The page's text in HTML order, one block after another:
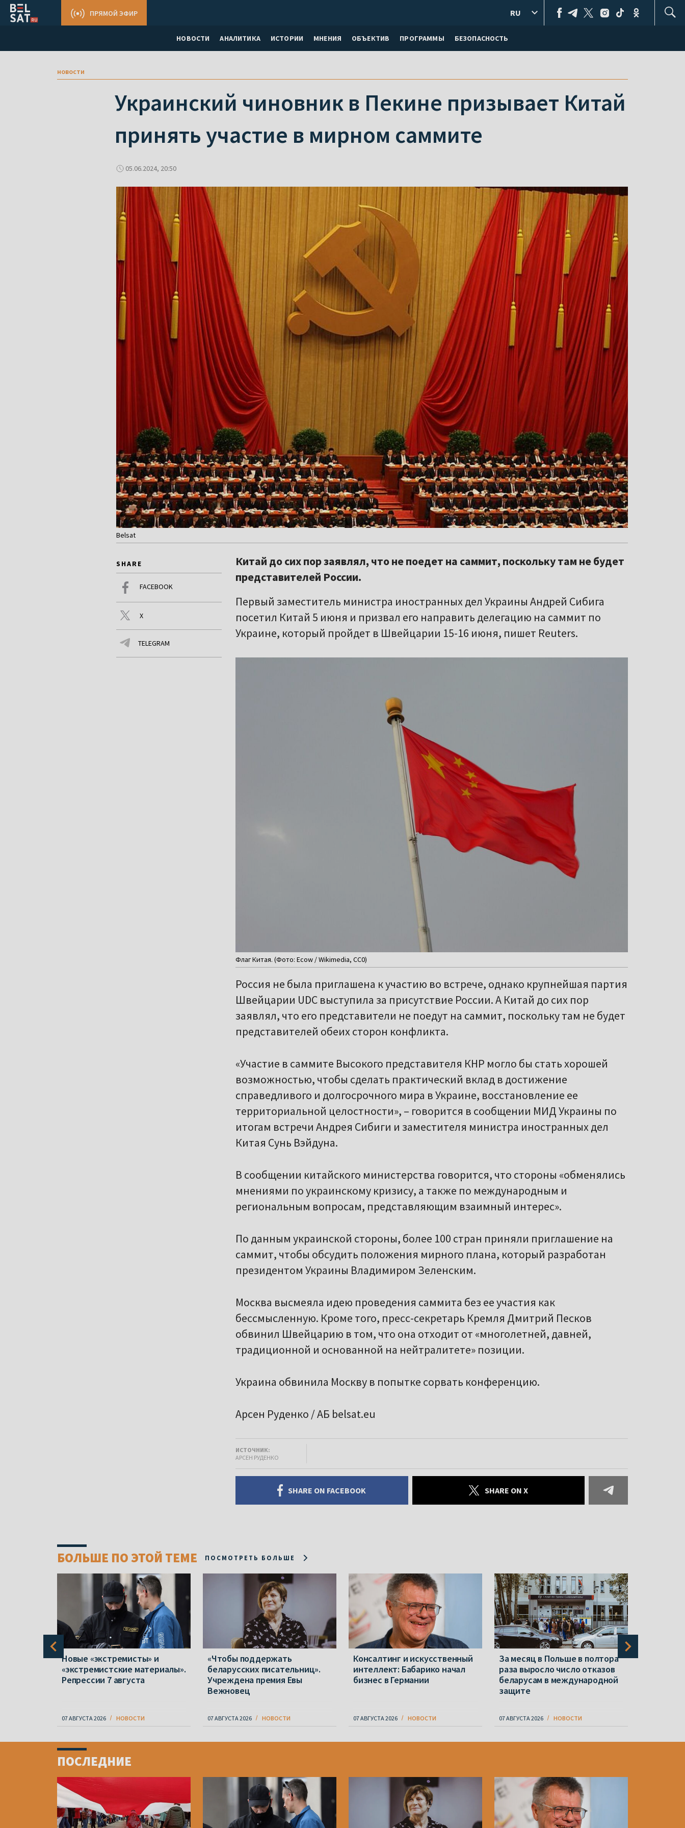
НОВОСТИ АНАЛИТИКА ИСТОРИИ МНЕНИЯ ОБЪЕКТИВ ПРОГРАММЫ БЕЗОПАСНОСТЬ
ПРЯМОЙ ЭФИР RU
новости
Украинский чиновник в Пекине призывает Китай
принять участие в мирном саммите
05.06.2024, 20:50
Belsat
SHARE
FACEBOOK
X
TELEGRAM
Китай до сих пор заявлял, что не поедет на саммит, поскольку там не будет
представителей России.
Первый заместитель министра иностранных дел Украины Андрей Сибига
посетил Китай 5 июня и призвал его направить делегацию на саммит по
Украине, который пройдет в Швейцарии 15-16 июня, пишет Reuters.
Флаг Китая. (Фото: Ecow / Wikimedia, CC0)
Россия не была приглашена к участию во встрече, однако крупнейшая партия
Швейцарии UDC выступила за присутствие России. А Китай до сих пор
заявлял, что его представители не поедут на саммит, поскольку там не будет
представителей обеих сторон конфликта.
«Участие в саммите Высокого представителя КНР могло бы стать хорошей
возможностью, чтобы сделать практический вклад в достижение
справедливого и долгосрочного мира в Украине, восстановление ее
территориальной целостности», – говорится в сообщении МИД Украины по
итогам встречи Андрея Сибиги и заместителя министра иностранных дел
Китая Сунь Вэйдуна.
В сообщении китайского министерства говорится, что стороны «обменялись
мнениями по украинскому кризису, а также по международным и
региональным вопросам, представляющим взаимный интерес».
По данным украинской стороны, более 100 стран приняли приглашение на
саммит, чтобы обсудить положения мирного плана, который разработан
президентом Украины Владимиром Зеленским.
Москва высмеяла идею проведения саммита без ее участия как
бессмысленную. Кроме того, пресс-секретарь Кремля Дмитрий Песков
обвинил Швейцарию в том, что она отходит от «многолетней, давней,
традиционной и основанной на нейтралитете» позиции.
Украина обвинила Москву в попытке сорвать конференцию.
Арсен Руденко / АБ belsat.eu
ИСТОЧНИК:
АРСЕН РУДЕНКО
SHARE ON FACEBOOK SHARE ON X
БОЛЬШЕ ПО ЭТОЙ ТЕМЕ ПОСМОТРЕТЬ БОЛЬШЕ
Новые «экстремисты» и
«экстремистские материалы».
Репрессии 7 августа
07 АВГУСТА 2026 НОВОСТИ
«Чтобы поддержать
беларусских писательниц».
Учреждена премия Евы
Вежновец
07 АВГУСТА 2026 НОВОСТИ
Консалтинг и искусственный
интеллект: Бабарико начал
бизнес в Германии
07 АВГУСТА 2026 НОВОСТИ
За месяц в Польше в полтора
раза выросло число отказов
беларусам в международной
защите
07 АВГУСТА 2026 НОВОСТИ
ПОСЛЕДНИЕ